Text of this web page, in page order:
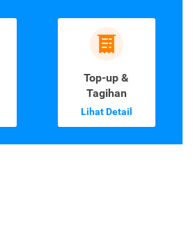
Top-up &
Tagihan
Lihat Detail